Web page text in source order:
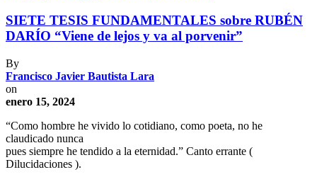
SIETE TESIS FUNDAMENTALES sobre RUBÉN
DARÍO “Viene de lejos y va al porvenir”
By
Francisco Javier Bautista Lara
on
enero 15, 2024
“Como hombre he vivido lo cotidiano, como poeta, no he
claudicado nunca
pues siempre he tendido a la eternidad.” Canto errante (
Dilucidaciones ).